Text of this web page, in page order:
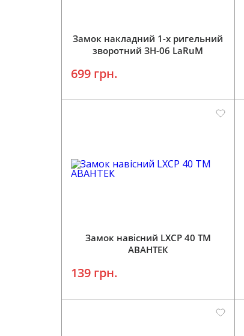
Додати у кошик
Замок накладний 1-х ригельний
зворотний ЗН-06 LaRuM
699 грн.
Замок навісний LXCP 40 ТМ
АВАНТЕК
139 грн.